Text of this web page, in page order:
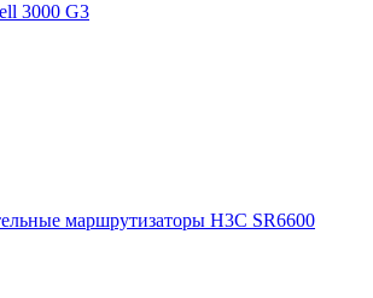
3000 G3
маршрутизаторы H3C SR6600